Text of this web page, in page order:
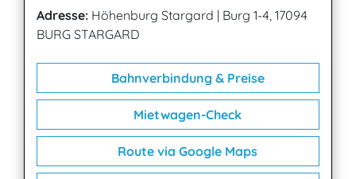
Adresse: Höhenburg Stargard | Burg 1-4, 17094
BURG STARGARD
Bahnverbindung & Preise
Mietwagen-Check
Route via Google Maps